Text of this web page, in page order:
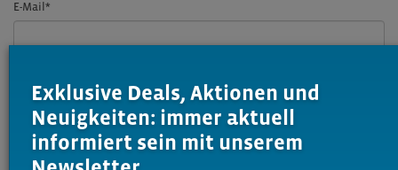
E-Mail *
Exklusive Deals, Aktionen und
Neuigkeiten: immer aktuell
informiert sein mit unserem